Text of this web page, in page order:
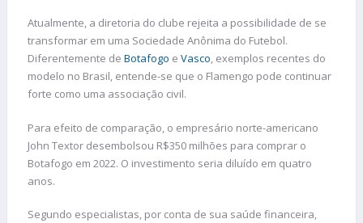
Atualmente, a diretoria do clube rejeita a possibilidade de se
transformar em uma Sociedade Anônima do Futebol.
Diferentemente de Botafogo e Vasco, exemplos recentes do
modelo no Brasil, entende-se que o Flamengo pode continuar
forte como uma associação civil.
Para efeito de comparação, o empresário norte-americano
John Textor desembolsou R$350 milhões para comprar o
Botafogo em 2022. O investimento seria diluído em quatro
anos.
Segundo especialistas, por conta de sua saúde financeira,